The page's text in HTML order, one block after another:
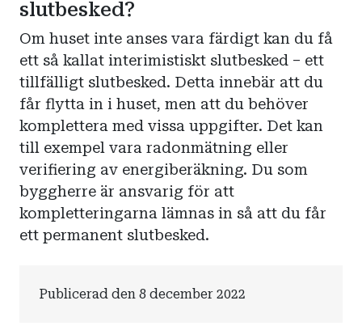
slutbesked?
Om huset inte anses vara färdigt kan du få
ett så kallat interimistiskt slutbesked – ett
tillfälligt slutbesked. Detta innebär att du
får flytta in i huset, men att du behöver
komplettera med vissa uppgifter. Det kan
till exempel vara radonmätning eller
verifiering av energiberäkning. Du som
byggherre är ansvarig för att
kompletteringarna lämnas in så att du får
ett permanent slutbesked.
Publicerad den 8 december 2022